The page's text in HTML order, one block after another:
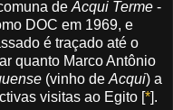
de Acqui Terme -
DOC em 1969, e
é traçado até o
quanto Marco Antônio
(vinho de Acqui) a
visitas ao Egito [*].